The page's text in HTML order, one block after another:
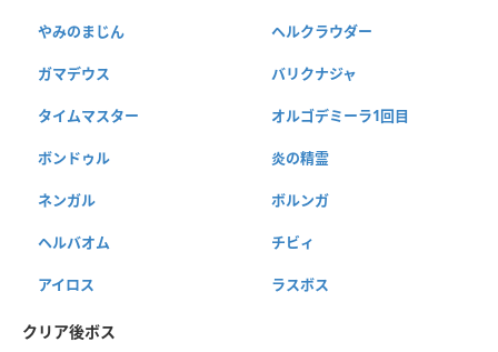
やみのまじん ヘルクラウダー
ガマデウス バリクナジャ
タイムマスター オルゴデミーラ1回目
ボンドゥル 炎の精霊
ネンガル ボルンガ
ヘルバオム チビィ
アイロス ラスボス
クリア後ボス